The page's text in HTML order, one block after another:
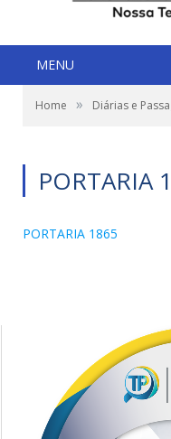
MENU
Home » Diárias e
PORTARIA
PORTARIA 1865